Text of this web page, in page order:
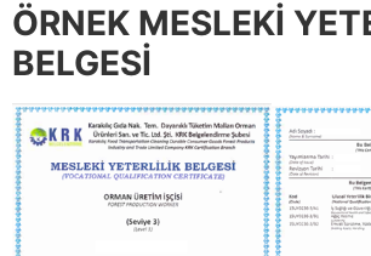
ÖRNEK MESLEKİ
BELGESİ